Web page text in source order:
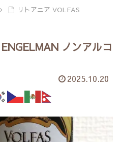
リトアニア VOLFAS
ノンアルコ
2025.10.20